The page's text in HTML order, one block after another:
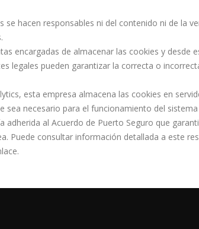
se hacen responsables ni del contenido ni de la
encargadas de almacenar las cookies y
legales pueden garantizar la correcta o
esta empresa almacena las cookies en
sea necesario para el funcionamiento del
adherida al Acuerdo de Puerto Seguro que
Puede consultar información detallada a este